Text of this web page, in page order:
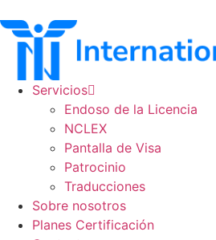
al
contenido
Servicios
Endoso de la Licencia
NCLEX
Pantalla de Visa
Patrocinio
Traducciones
Sobre nosotros
Planes Certificación